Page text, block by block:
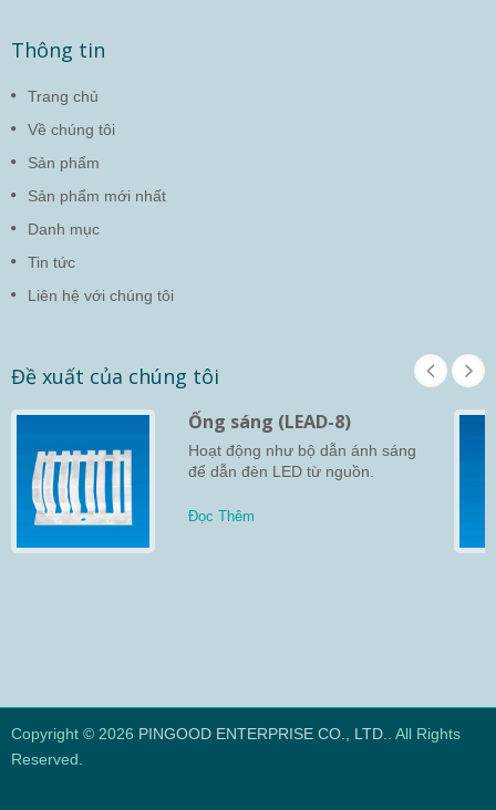
Thông tin
Trang chủ
Về chúng tôi
Sản phẩm
Sản phẩm mới nhất
Danh mục
Tin tức
Liên hệ với chúng tôi
Đề xuất của chúng tôi
Ống sáng (LEAD-8)
Hoạt động như bộ dẫn ánh sáng
để dẫn đèn LED từ nguồn.
Đọc Thêm
Copyright © 2026 PINGOOD ENTERPRISE CO., LTD.. All Rights
Reserved.